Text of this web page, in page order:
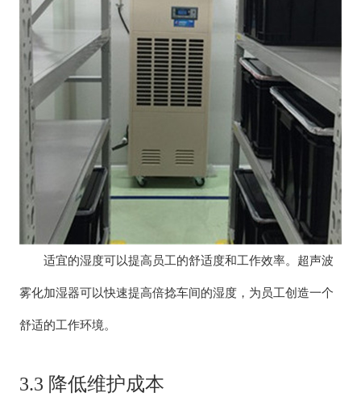
适宜的湿度可以提高员工的舒适度和工作效率。超声波
雾化加湿器可以快速提高倍捻车间的湿度，为员工创造一个
舒适的工作环境。
3.3 降低维护成本